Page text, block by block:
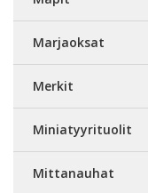
Marjaoksat
Merkit
Miniatyyrituolit
Mittanauhat